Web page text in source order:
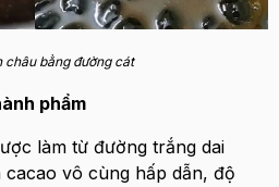
châu bằng đường cát
phẩm
làm từ đường trắng dai
vô cùng hấp dẫn, độ